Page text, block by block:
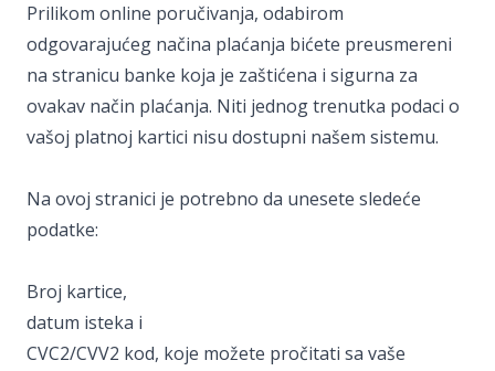
Prilikom online poručivanja, odabirom
odgovarajućeg načina plaćanja bićete preusmereni
na stranicu banke koja je zaštićena i sigurna za
ovakav način plaćanja. Niti jednog trenutka podaci o
vašoj platnoj kartici nisu dostupni našem sistemu.
Na ovoj stranici je potrebno da unesete sledeće
podatke:
Broj kartice,
datum isteka i
CVC2/CVV2 kod, koje možete pročitati sa vaše